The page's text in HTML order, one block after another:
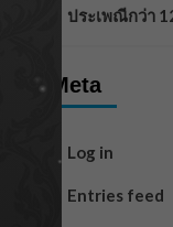
ประเพณีกว่า
Meta
Log in
Entries feed